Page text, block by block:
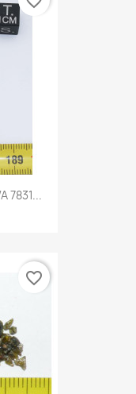
7831...
favorite_border